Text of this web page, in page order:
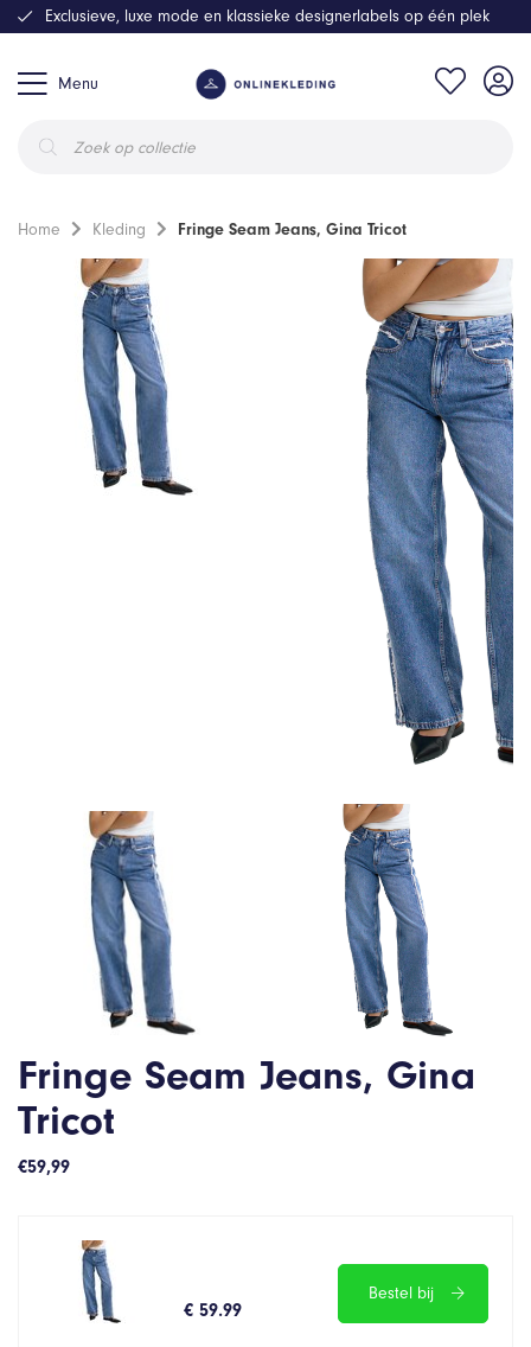
Menu
zoeken
Exclusieve, luxe mode en klassieke designerlabels op één plek
Home Kleding Fringe Seam Jeans, Gina Tricot
Fringe Seam Jeans, Gina
Tricot
€59,99
€ 59.99
Bestel bij